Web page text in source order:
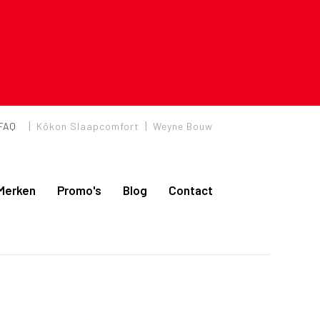
| Kôkon Slaapcomfort | Weyne Bouw
Promo's Blog Contact